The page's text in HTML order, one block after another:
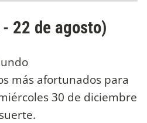
22 de agosto)
más afortunados para
30 de diciembre